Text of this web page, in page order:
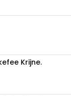
Krijne.